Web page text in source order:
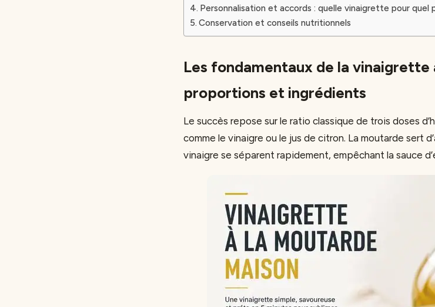
Personnalisation et accords : quelle vinaigrette pour quel
Conservation et conseils nutritionnels
Les fondamentaux de la vinaigrette
proportions et ingrédients
Le succès repose sur le ratio classique de trois doses
comme le vinaigre ou le jus de citron. La moutarde sert
vinaigre se séparent rapidement, empêchant la sauce